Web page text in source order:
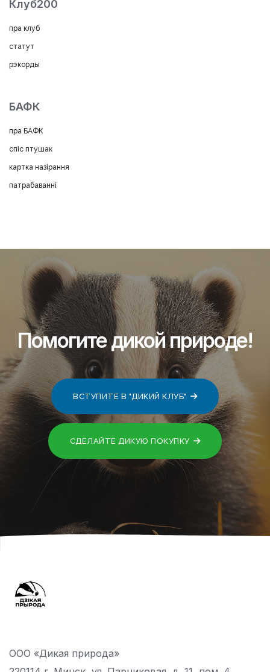
Клуб200
пра клуб
статут
рэкорды
БАФК
пра БАФК
спіс птушак
картка назірання
патрабаванні
Помогите дикой природе!
ВСТУПИТЕ В "ДИКИЙ КЛУБ"
СДЕЛАЙТЕ ДИКУЮ ПОКУПКУ
ООО «Дикая природа»